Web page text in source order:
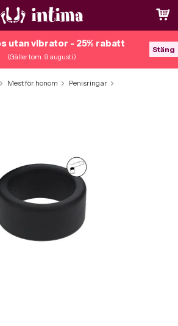
utan vibrator - 25% rabatt
(Gäller tom. 9 augusti)
Stäng
Mest för honom
Penisringar